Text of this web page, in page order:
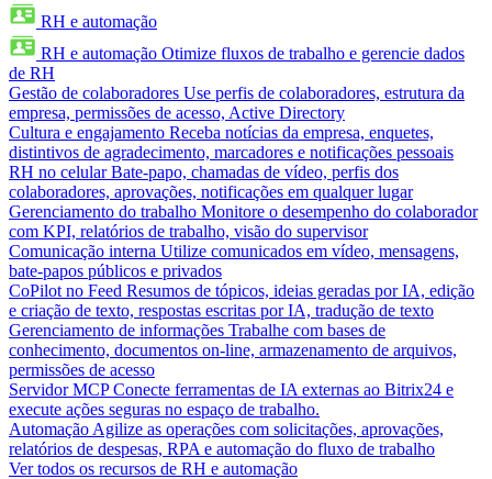
RH e automação
RH e automação Otimize fluxos de trabalho e gerencie dados
de RH
Gestão de colaboradores Use perfis de colaboradores, estrutura da
empresa, permissões de acesso, Active Directory
Cultura e engajamento Receba notícias da empresa, enquetes,
distintivos de agradecimento, marcadores e notificações pessoais
RH no celular Bate-papo, chamadas de vídeo, perfis dos
colaboradores, aprovações, notificações em qualquer lugar
Gerenciamento do trabalho Monitore o desempenho do colaborador
com KPI, relatórios de trabalho, visão do supervisor
Comunicação interna Utilize comunicados em vídeo, mensagens,
bate-papos públicos e privados
CoPilot no Feed Resumos de tópicos, ideias geradas por IA, edição
e criação de texto, respostas escritas por IA, tradução de texto
Gerenciamento de informações Trabalhe com bases de
conhecimento, documentos on-line, armazenamento de arquivos,
permissões de acesso
Servidor MCP Conecte ferramentas de IA externas ao Bitrix24 e
execute ações seguras no espaço de trabalho.
Automação Agilize as operações com solicitações, aprovações,
relatórios de despesas, RPA e automação do fluxo de trabalho
Ver todos os recursos de RH e automação